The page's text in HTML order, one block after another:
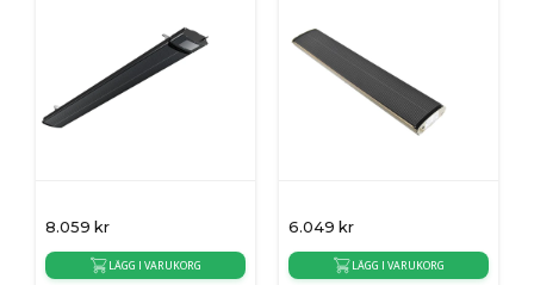
8.059 kr
LÄGG I VARUKORG
6.049 kr
LÄGG I VARUKORG